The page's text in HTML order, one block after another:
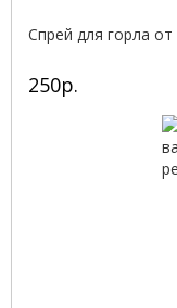
Спрей для горла
250р.